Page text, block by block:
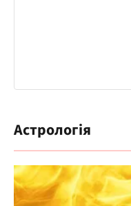
Астрологія